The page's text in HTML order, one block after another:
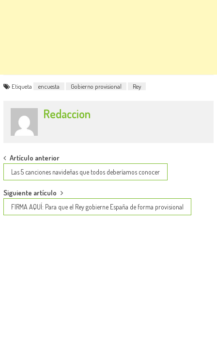
Etiqueta encuesta Gobierno provisional Rey
Redaccion
Post
navigation
Artículo anterior
Las 5 canciones navideñas que todos deberíamos conocer
Siguiente artículo
FIRMA AQUÍ: Para que el Rey gobierne España de forma provisional